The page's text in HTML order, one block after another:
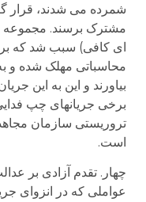
شمرده می شدند، قرار
مشترک برسند. مجموعه
ای کافی) سبب شد که
محاسباتی مهلک شده و
بیاورند و این به این
برخی جریانهای چپ
تروریستی سازمان
است.
چهار. تقدم آزادی بر
عواملی که در انزوای